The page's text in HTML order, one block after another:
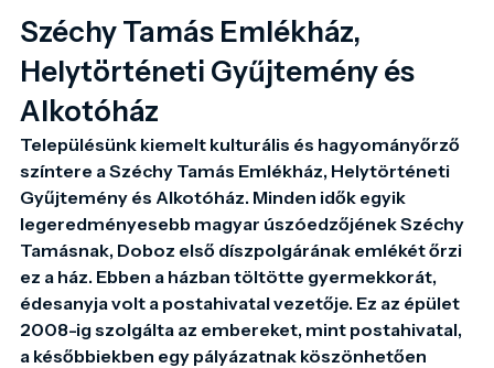
Széchy Tamás Emlékház,
Helytörténeti Gyűjtemény és
Alkotóház
Településünk kiemelt kulturális és hagyományőrző
színtere a Széchy Tamás Emlékház, Helytörténeti
Gyűjtemény és Alkotóház. Minden idők egyik
legeredményesebb magyar úszóedzőjének Széchy
Tamásnak, Doboz első díszpolgárának emlékét őrzi
ez a ház. Ebben a házban töltötte gyermekkorát,
édesanyja volt a postahivatal vezetője. Ez az épület
2008-ig szolgálta az embereket, mint postahivatal,
a későbbiekben egy pályázatnak köszönhetően